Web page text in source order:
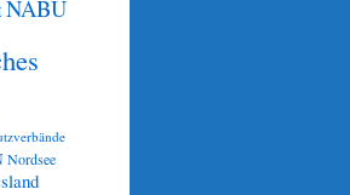
NABU
Nordsee